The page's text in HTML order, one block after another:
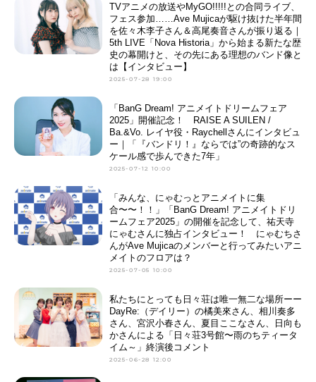
TVアニメの放送やMyGO!!!!!との合同ライブ、
フェス参加……Ave Mujicaが駆け抜けた半年間
を佐々木李子さん＆高尾奏音さんが振り返る｜
5th LIVE「Nova Historia」から始まる新たな歴
史の幕開けと、その先にある理想のバンド像と
は【インタビュー】
2025-07-28 19:00
「BanG Dream! アニメイトドリームフェア
2025」開催記念！ RAISE A SUILEN /
Ba.&Vo. レイヤ役・Raychellさんにインタビュ
ー｜「『バンドリ！』ならでは”の奇跡的なス
ケール感で歩んできた7年」
2025-07-12 10:00
「みんな、にゃむっとアニメイトに集
合〜〜！！」「BanG Dream! アニメイトドリ
ームフェア2025」の開催を記念して、祐天寺
にゃむさんに独占インタビュー！ にゃむちさ
んがAve Mujicaのメンバーと行ってみたいアニ
メイトのフロアは？
2025-07-05 10:00
私たちにとっても日々荘は唯一無二な場所ーー
DayRe:（デイリー）の橘美來さん、相川奏多
さん、宮沢小春さん、夏目ここなさん、日向も
かさんによる「日々荘3号館〜雨のちティータ
イム～」終演後コメント
2025-06-28 12:00